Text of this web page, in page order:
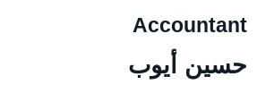
Accountant
حسين أيوب